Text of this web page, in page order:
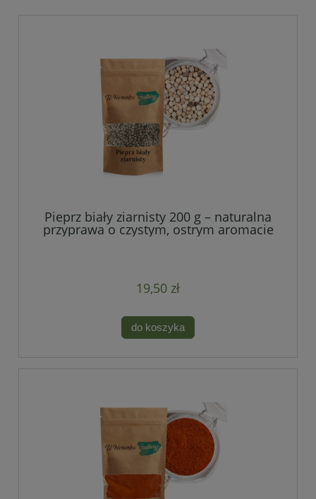
Pieprz biały ziarnisty 200 g – naturalna
przyprawa o czystym, ostrym aromacie
19,50 zł
do koszyka